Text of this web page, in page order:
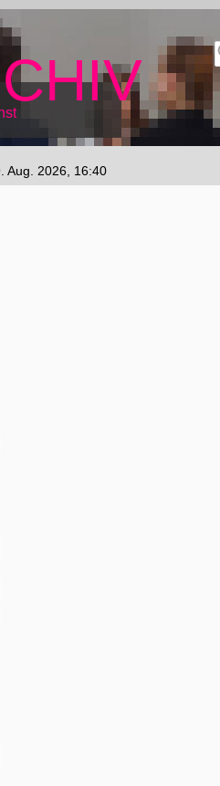
Aug. 2026, 16:40